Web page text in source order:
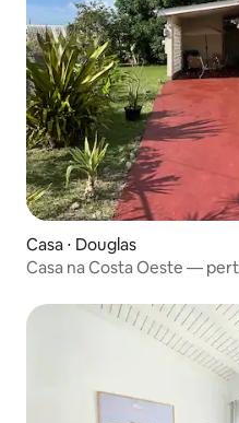
Casa ⋅ Douglas
Casa na Costa Oeste —